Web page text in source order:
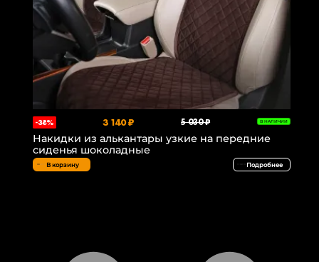
-38% 3 140 ₽ 5 030 ₽ В НАЛИЧИИ
Накидки из алькантары узкие на передние
сиденья шоколадные
В корзину Подробнее